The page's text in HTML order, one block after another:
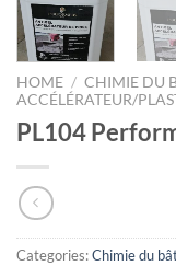
HOME / CHIMIE DU
ACCÉLÉRATEUR/
PL104
Categories:Chimie du